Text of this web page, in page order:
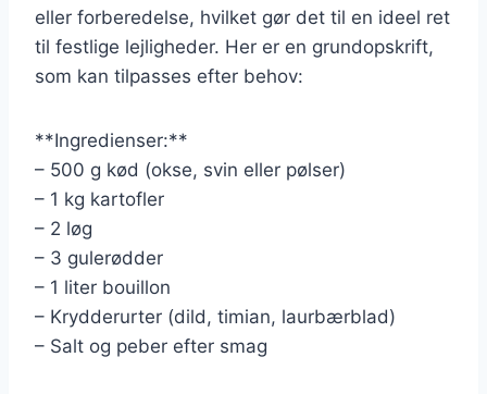
eller forberedelse, hvilket gør det til en ideel ret
til festlige lejligheder. Her er en grundopskrift,
som kan tilpasses efter behov:
**Ingredienser:**
– 500 g kød (okse, svin eller pølser)
– 1 kg kartofler
– 2 løg
– 3 gulerødder
– 1 liter bouillon
– Krydderurter (dild, timian, laurbærblad)
– Salt og peber efter smag